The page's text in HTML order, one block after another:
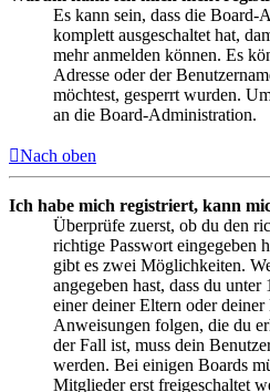
Es kann sein, dass die
komplett ausgeschaltet hat,
mehr anmelden können. Es
Adresse oder der
möchtest, gesperrt wurden.
an die Board-Administration.
Nach oben
Ich habe mich registriert, kann
Überprüfe zuerst, ob du den
richtige Passwort eingegeben
gibt es zwei Möglichkeiten.
angegeben hast, dass du
einer deiner Eltern oder
Anweisungen folgen, die du
der Fall ist, muss dein
werden. Bei einigen Boards
Mitglieder erst freigeschaltet